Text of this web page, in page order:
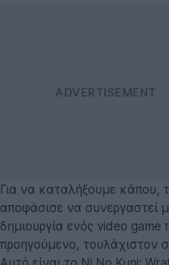
Για να καταλήξουμε κάπου,
αποφάσισε να συνεργαστεί
δημιουργία ενός video game
προηγούμενο, τουλάχιστον